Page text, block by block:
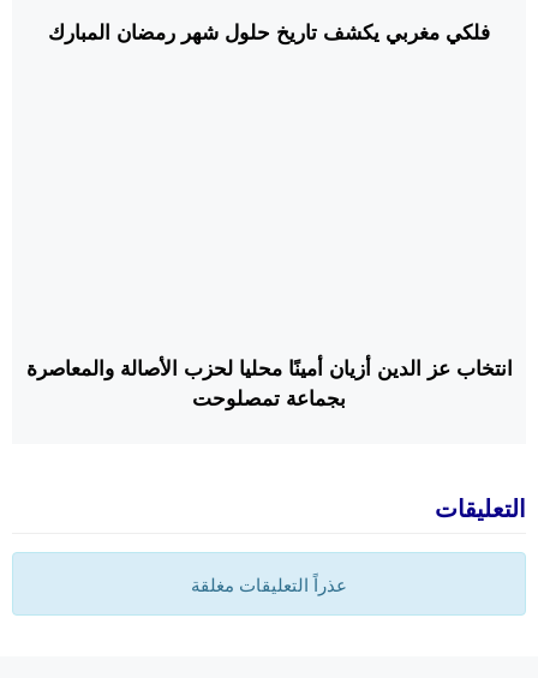
فلكي مغربي يكشف تاريخ حلول شهر رمضان المبارك
انتخاب عز الدين أزيان أمينًا محليا لحزب الأصالة والمعاصرة
بجماعة تمصلوحت
التعليقات
عذراً التعليقات مغلقة